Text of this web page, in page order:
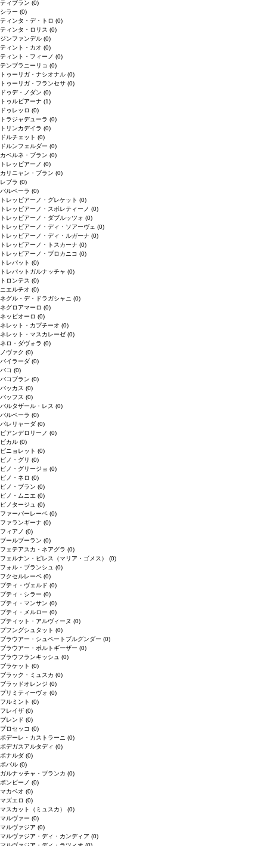
ティブラン (0)
シラー (0)
ティンタ・デ・トロ (0)
ティンタ・ロリス (0)
ジンファンデル (0)
ティント・カオ (0)
ティント・フィーノ (0)
テンプラニーリョ (0)
トゥーリガ・ナシオナル (0)
トゥーリガ・フランセサ (0)
ドゥデ・ノダン (0)
トゥルビアーナ (1)
ドゥレッロ (0)
トラジャデューラ (0)
トリンカデイラ (0)
ドルチェット (0)
ドルンフェルダー (0)
カベルネ・ブラン (0)
トレッビアーノ (0)
カリニャン・ブラン (0)
レブラ (0)
バルベーラ (0)
トレッビアーノ・グレケット (0)
トレッビアーノ・スポレティーノ (0)
トレッビアーノ・ダブルッツォ (0)
トレッビアーノ・ディ・ソアーヴェ (0)
トレッビアーノ・ディ・ルガーナ (0)
トレッビアーノ・トスカーナ (0)
トレッビアーノ・プロカニコ (0)
トレパット (0)
トレパットガルナッチャ (0)
トロンテス (0)
ニエルチオ (0)
ネグル・デ・ドラガシャニ (0)
ネグロアマーロ (0)
ネッビオーロ (0)
ネレット・カプチーオ (0)
ネレット・マスカレーゼ (0)
ネロ・ダヴォラ (0)
ノヴァク (0)
バイラーダ (0)
バコ (0)
バコブラン (0)
バッカス (0)
バッフス (0)
バルタザール・レス (0)
バルベーラ (0)
パレリャーダ (0)
ピアンデロリーノ (0)
ビカル (0)
ピニョレット (0)
ピノ・グリ (0)
ピノ・グリージョ (0)
ピノ・ネロ (0)
ピノ・ブラン (0)
ピノ・ムニエ (0)
ピノタージュ (0)
ファーバーレーベ (0)
ファランギーナ (0)
フィアノ (0)
ブールブーラン (0)
フェテアスカ・ネアグラ (0)
フェルナン・ピレス（マリア・ゴメス） (0)
フォル・ブランシュ (0)
フクセルレーベ (0)
プティ・ヴェルド (0)
プティ・シラー (0)
プティ・マンサン (0)
プティ・メルロー (0)
プティット・アルヴィーヌ (0)
プフングシュタット (0)
ブラウアー・シュペートブルグンダー (0)
ブラウアー・ポルトギーザー (0)
ブラウフランキッシュ (0)
ブラケット (0)
ブラック・ミュスカ (0)
ブラッドオレンジ (0)
プリミティーヴォ (0)
フルミント (0)
フレイザ (0)
ブレンド (0)
プロセッコ (0)
ポデーレ・カストラーニ (0)
ボデガスアルタディ (0)
ボナルダ (0)
ボバル (0)
ガルナッチャ・ブランカ (0)
ボンビーノ (0)
マカベオ (0)
マズエロ (0)
マスカット（ミュスカ） (0)
マルヴァー (0)
マルヴァジア (0)
マルヴァジア・ディ・カンディア (0)